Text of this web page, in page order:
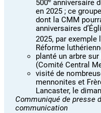
500 anniversaire
en 2025 ; ce
dont la CMM
anniversaires
2025, par exemple
Réforme
planté un arbre sur
(Comité Central
visité de
mennonites et
Lancaster, le
Communiqué de presse
communication